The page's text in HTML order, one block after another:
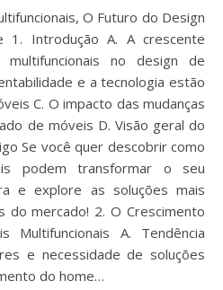
1. Introdução A. A crescente
no design de
e a tecnologia estão
C. O impacto das mudanças
de móveis D. Visão geral do
Se você quer descobrir como
podem transformar o seu
e explore as soluções mais
do mercado! 2. O Crescimento
Multifuncionais A. Tendência
e necessidade de soluções
do home…